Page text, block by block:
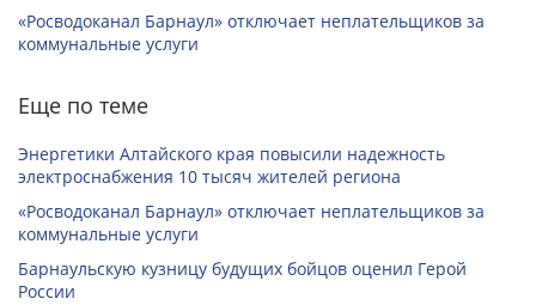
«Росводоканал Барнаул» отключает неплательщиков за
коммунальные услуги
Еще по теме
Энергетики Алтайского края повысили надежность
электроснабжения 10 тысяч жителей региона
«Росводоканал Барнаул» отключает неплательщиков за
коммунальные услуги
Барнаульскую кузницу будущих бойцов оценил Герой
России